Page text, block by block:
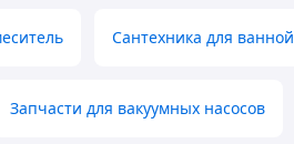
Сантехника для ванной
Запчасти для вакуумных насосов